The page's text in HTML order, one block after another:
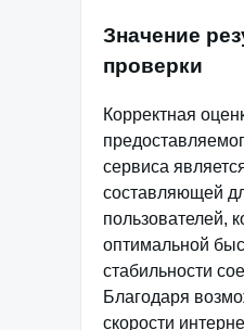
Значение
проверки
Корректная
сервиса
составляющей
пользователей,
оптимальной
стабильности
Благодаря
скорости